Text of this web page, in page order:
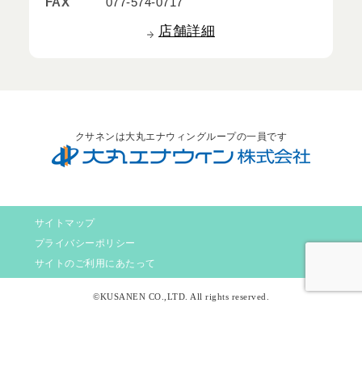
店舗詳細
クサネンは大丸エナウィングループの一員です
サイトマップ
プライバシーポリシー
サイトのご利用にあたって
©KUSANEN CO.,LTD. All rights reserved.